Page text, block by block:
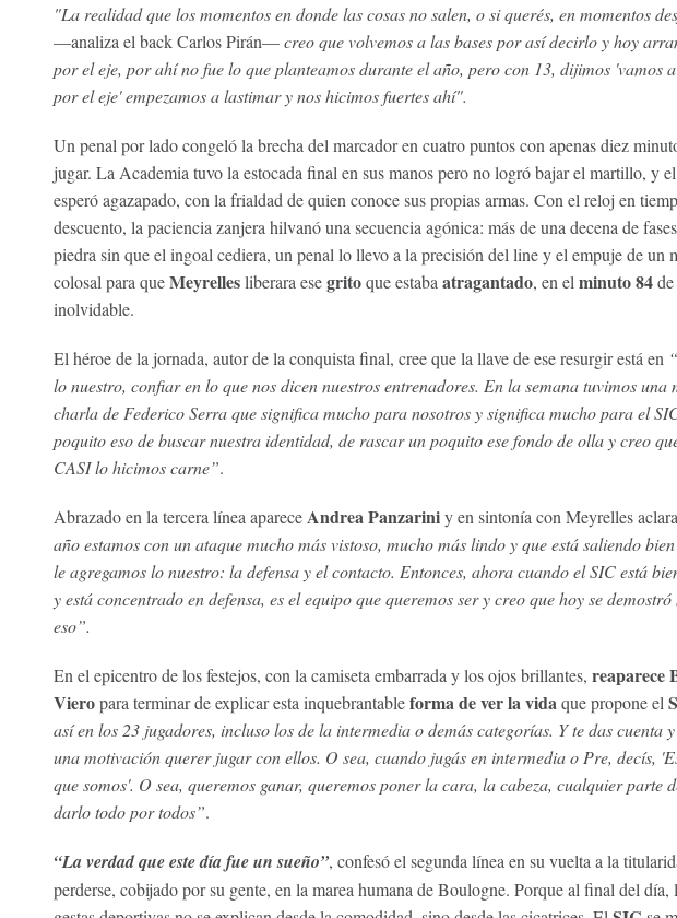
"La realidad que los momentos en donde las cosas no salen, o si querés, en momentos
—analiza el back Carlos Pirán—creo que volvemos a las bases por así decirlo y hoy
por el eje, por ahí no fue lo que planteamos durante el año, pero con 13, dijimos 'vamos
por el eje' empezamos a lastimar y nos hicimos fuertes ahí".
Un penal por lado congeló la brecha del marcador en cuatro puntos con apenas diez
jugar. La Academia tuvo la estocada final en sus manos pero no logró bajar el martillo, y
esperó agazapado, con la frialdad de quien conoce sus propias armas. Con el reloj en
descuento, la paciencia zanjera hilvanó una secuencia agónica: más de una decena de
piedra sin que el ingoal cediera, un penal lo llevo a la precisión del line y el empuje de un
colosal para queMeyrellesliberara esegritoque estaba atragantado, en el minuto 84de
inolvidable.
El héroe de la jornada, autor de la conquista final, cree que la llave de ese resurgir está en
lo nuestro, confiar en lo que nos dicen nuestros entrenadores. En la semana tuvimos una
charla de Federico Serra que significa mucho para nosotros y significa mucho para el
poquito eso de buscar nuestra identidad, de rascar un poquito ese fondo de olla y creo
CASI lo hicimos carne”.
Abrazado en la tercera línea apareceAndrea Panzariniy en sintonía con Meyrelles
año estamos con un ataque mucho más vistoso, mucho más lindo y que está saliendo
le agregamos lo nuestro: la defensa y el contacto. Entonces, ahora cuando el SIC está
y está concentrado en defensa, es el equipo que queremos ser y creo que hoy se
eso”.
En el epicentro de los festejos, con la camiseta embarrada y los ojos brillantes, reaparece
Vieropara terminar de explicar esta inquebrantableforma de ver la vida que propone el
así en los 23 jugadores, incluso los de la intermedia o demás categorías. Y te das cuenta
una motivación querer jugar con ellos. O sea, cuando jugás en intermedia o Pre, decís,
que somos'. O sea, queremos ganar, queremos poner la cara, la cabeza, cualquier parte
darlo todo por todos”.
“La verdad que este día fue un sueño”, confesó el segunda línea en su vuelta a la
perderse, cobijado por su gente, en la marea humana de Boulogne. Porque al final del día,